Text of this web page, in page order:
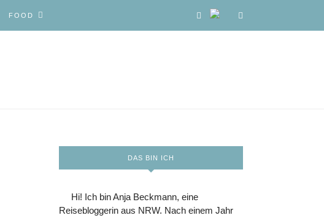
FOOD
DAS BIN ICH
Hi! Ich bin Anja Beckmann, eine
Reisebloggerin aus NRW. Nach einem Jahr